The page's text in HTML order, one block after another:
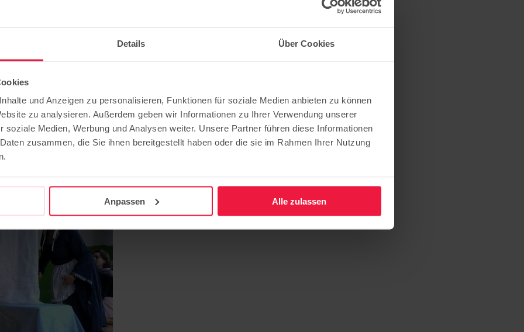
Details Über Cookies
und Anzeigen zu personalisieren, Funktionen für soziale Medien anbieten zu können
zu analysieren. Außerdem geben wir Informationen zu Ihrer Verwendung unserer
soziale Medien, Werbung und Analysen weiter. Unsere Partner führen diese Informationen
zusammen, die Sie ihnen bereitgestellt haben oder die sie im Rahmen Ihrer Nutzung
Anpassen Alle zulassen
der Kita Bergmännchen
auf.